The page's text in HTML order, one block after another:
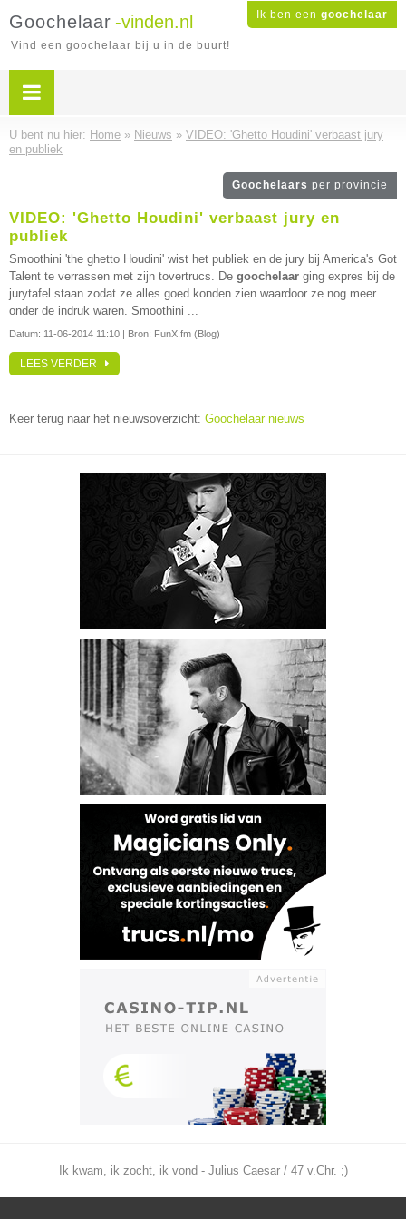
Ik ben een goochelaar
Goochelaar -vinden.nl
Vind een goochelaar bij u in de buurt!
U bent nu hier: Home » Nieuws » VIDEO: 'Ghetto Houdini' verbaast jury
en publiek
Goochelaars per provincie
VIDEO: 'Ghetto Houdini' verbaast jury en
publiek
Smoothini 'the ghetto Houdini' wist het publiek en de jury bij America's Got
Talent te verrassen met zijn tovertrucs. De goochelaar ging expres bij de
jurytafel staan zodat ze alles goed konden zien waardoor ze nog meer
onder de indruk waren. Smoothini ...
Datum: 11-06-2014 11:10 | Bron: FunX.fm (Blog)
LEES VERDER
Keer terug naar het nieuwsoverzicht: Goochelaar nieuws
Ik kwam, ik zocht, ik vond - Julius Caesar / 47 v.Chr. ;)